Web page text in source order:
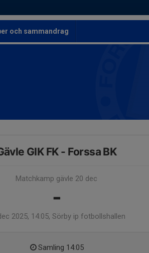
och sammandrag
GIK FK - Forssa BK
Matchkamp gävle 20 dec
-
2025, 14:05, Sörby ip fotbollshallen
Samling 14:05